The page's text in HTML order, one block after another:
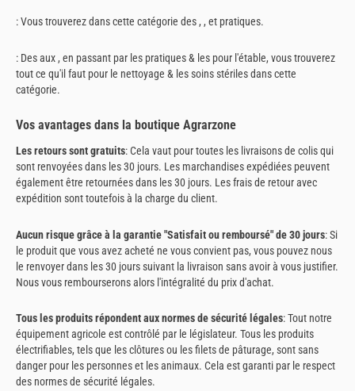
: Vous trouverez dans cette catégorie des , , et pratiques.
: Des aux , en passant par les pratiques & les pour l'étable, vous trouverez
tout ce qu'il faut pour le nettoyage & les soins stériles dans cette
catégorie.
Vos avantages dans la boutique Agrarzone
Les retours sont gratuits: Cela vaut pour toutes les livraisons de colis qui
sont renvoyées dans les 30 jours. Les marchandises expédiées peuvent
également être retournées dans les 30 jours. Les frais de retour avec
expédition sont toutefois à la charge du client.
Aucun risque grâce à la garantie "Satisfait ou remboursé" de 30 jours: Si
le produit que vous avez acheté ne vous convient pas, vous pouvez nous
le renvoyer dans les 30 jours suivant la livraison sans avoir à vous justifier.
Nous vous rembourserons alors l'intégralité du prix d'achat.
Tous les produits répondent aux normes de sécurité légales: Tout notre
équipement agricole est contrôlé par le législateur. Tous les produits
électrifiables, tels que les clôtures ou les filets de pâturage, sont sans
danger pour les personnes et les animaux. Cela est garanti par le respect
des normes de sécurité légales.